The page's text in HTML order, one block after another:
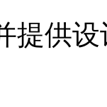
提供